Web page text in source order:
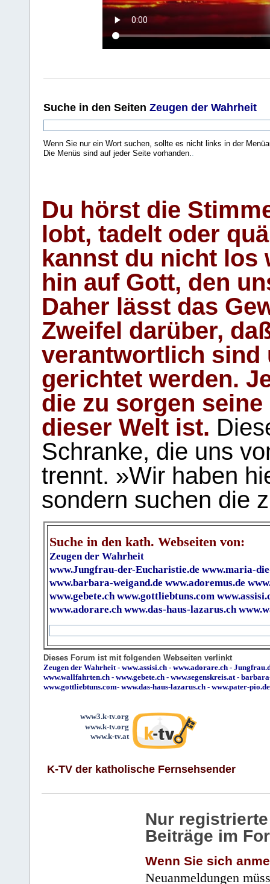
Suche in den Seiten Zeugen der Wahrheit
Wenn Sie nur ein Wort suchen, sollte es nicht links in der
Die Menüs sind auf jeder Seite vorhanden..
Du hörst die
lobt, tadelt oder
kannst du nicht los
hin auf Gott, den
Daher lässt das
Zweifel darüber,
verantwortlich sind
gerichtet werden.
die zu sorgen
dieser Welt ist.
Schranke, die uns
trennt. »Wir haben
sondern suchen die
Suche in den kath. Webseiten von:
Zeugen der Wahrheit
www.Jungfrau-der-Eucharistie.de www.maria-
www.barbara-weigand.de www.adoremus.de
www.gebete.ch www.gottliebtuns.com
www.adorare.ch www.das-haus-lazarus.ch
Dieses Forum ist mit folgenden Webseiten verlinkt
Zeugen der Wahrheit- www.assisi.ch - www.adorare.ch -
www.wallfahrten.ch - www.gebete.ch - www.segenskreis.at-
www.gottliebtuns.com- www.das-haus-lazarus.ch - www.pater-pio.de
www3.k-tv.org
www.k-tv.org
www.k-tv.at
K-TV der katholische Fernsehsender
Nur
Beiträge im
Wenn Sie sich
Neuanmeldungen